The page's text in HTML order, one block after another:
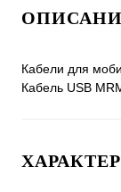
Кабели для
Кабель USB